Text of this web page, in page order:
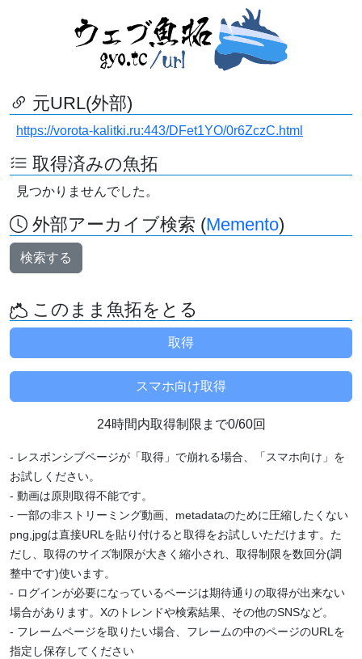
元URL(外部)
https://vorota-kalitki.ru:443/DFet1YO/0r6ZczC.html
取得済みの魚拓
見つかりませんでした。
外部アーカイブ検索 (Memento)
検索する
このまま魚拓をとる
24時間内取得制限まで0/60回
- レスポンシブページが「取得」で崩れる場合、「スマホ向け」を
お試しください。
- 動画は原則取得不能です。
- 一部の非ストリーミング動画、metadataのために圧縮したくない
png,jpgは直接URLを貼り付けると取得をお試しいただけます。た
だし、取得のサイズ制限が大きく縮小され、取得制限を数回分(調
整中です)使います。
- ログインが必要になっているページは期待通りの取得が出来ない
場合があります。Xのトレンドや検索結果、その他のSNSなど。
- フレームページを取りたい場合、フレームの中のページのURLを
指定し保存してください